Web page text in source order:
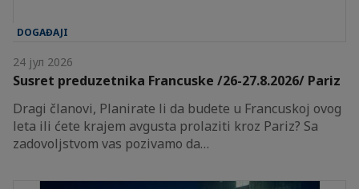
DOGAĐAJI
24 јул 2026
Susret preduzetnika Francuske /26-27.8.2026/ Pariz
Dragi članovi, Planirate li da budete u Francuskoj ovog
leta ili ćete krajem avgusta prolaziti kroz Pariz? Sa
zadovoljstvom vas pozivamo da…